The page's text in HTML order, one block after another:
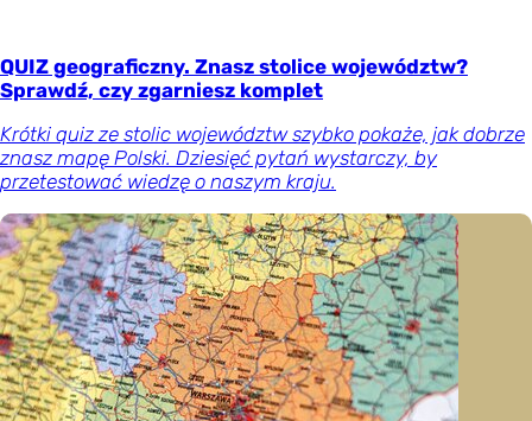
QUIZ geograficzny. Znasz stolice województw?
Sprawdź, czy zgarniesz komplet
Krótki quiz ze stolic województw szybko pokaże, jak dobrze
znasz mapę Polski. Dziesięć pytań wystarczy, by
przetestować wiedzę o naszym kraju.